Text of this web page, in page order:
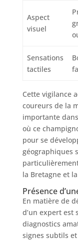
Aspect
visuel
Sensations
tactiles
Cette vigilance
coureurs de la
importante
où ce
pour se
géographiques
la Bretagne et
Présence
En matière de
d’un expert est
diagnostics
signes subtils